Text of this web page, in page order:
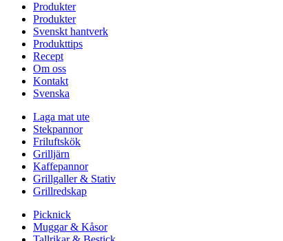
Produkter
Produkter
Svenskt hantverk
Produkttips
Recept
Om oss
Kontakt
Svenska
Laga mat ute
Stekpannor
Friluftskök
Grilljärn
Kaffepannor
Grillgaller & Stativ
Grillredskap
Picknick
Muggar & Kåsor